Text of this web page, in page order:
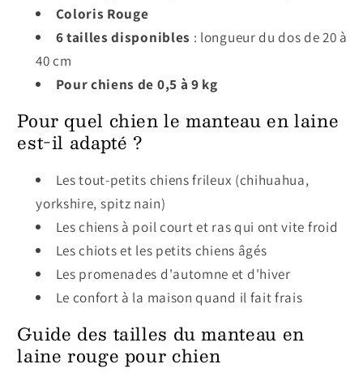
Coloris Rouge
6 tailles disponibles : longueur du dos de 20 à
40 cm
Pour chiens de 0,5 à 9 kg
Pour quel chien le manteau en laine
est-il adapté ?
Les tout-petits chiens frileux (chihuahua,
yorkshire, spitz nain)
Les chiens à poil court et ras qui ont vite froid
Les chiots et les petits chiens âgés
Les promenades d'automne et d'hiver
Le confort à la maison quand il fait frais
Guide des tailles du manteau en
laine rouge pour chien